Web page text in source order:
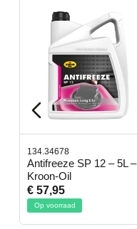
134.34678
Antifreeze SP 12 – 5L –
Kroon-Oil
€ 57,95
Op voorraad